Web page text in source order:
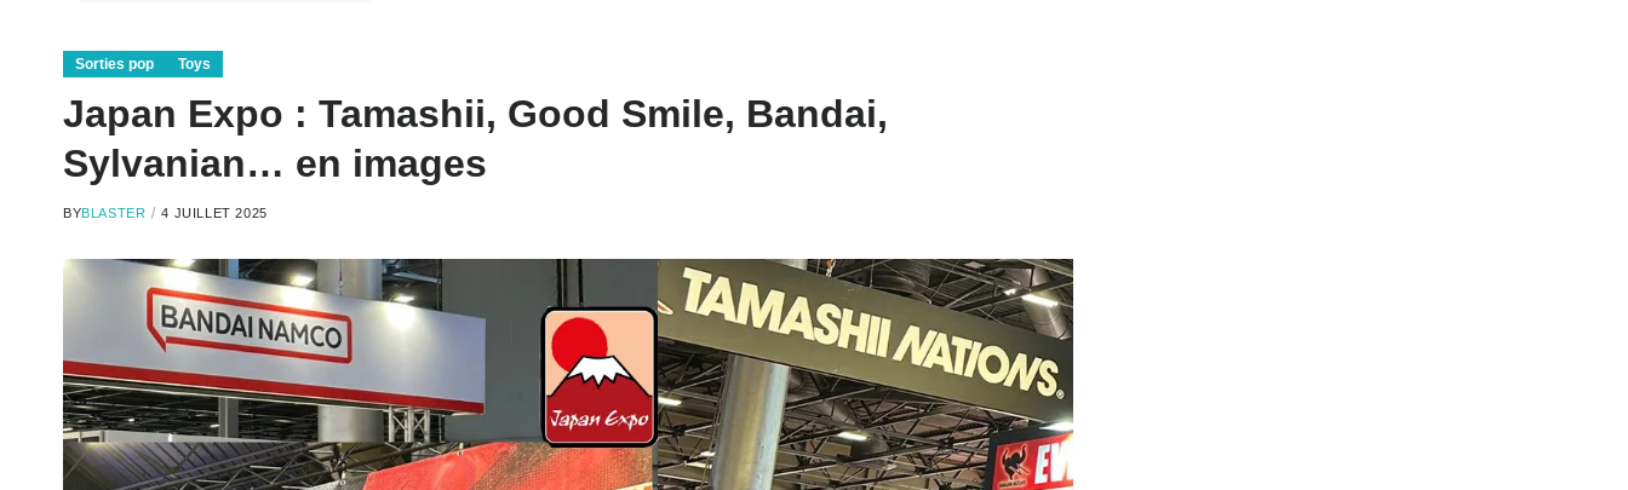
Sorties pop Toys
Japan Expo : Tamashii, Good Smile, Bandai,
Sylvanian… en images
BYBLASTER 4 JUILLET 2025